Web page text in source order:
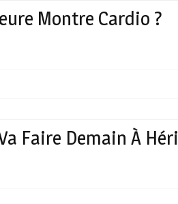
Montre Cardio ?
Faire Demain À